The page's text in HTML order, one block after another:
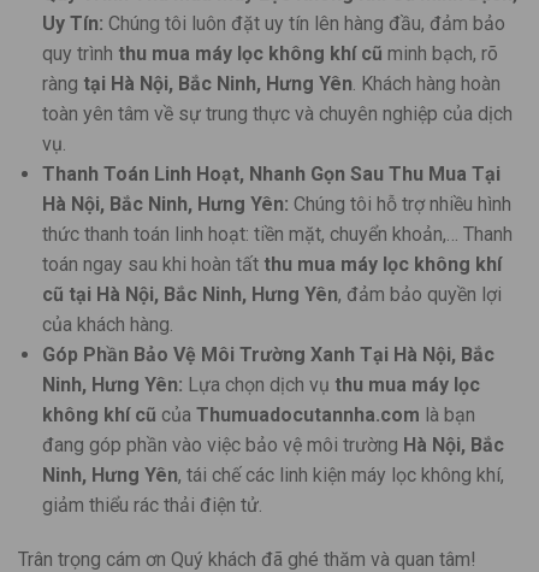
Uy Tín: Chúng tôi luôn đặt uy tín lên hàng đầu, đảm bảo
quy trình thu mua máy lọc không khí cũ minh bạch, rõ
ràng tại Hà Nội, Bắc Ninh, Hưng Yên. Khách hàng hoàn
toàn yên tâm về sự trung thực và chuyên nghiệp của dịch
vụ.
Thanh Toán Linh Hoạt, Nhanh Gọn Sau Thu Mua Tại
Hà Nội, Bắc Ninh, Hưng Yên: Chúng tôi hỗ trợ nhiều hình
thức thanh toán linh hoạt: tiền mặt, chuyển khoản,… Thanh
toán ngay sau khi hoàn tất thu mua máy lọc không khí
cũ tại Hà Nội, Bắc Ninh, Hưng Yên, đảm bảo quyền lợi
của khách hàng.
Góp Phần Bảo Vệ Môi Trường Xanh Tại Hà Nội, Bắc
Ninh, Hưng Yên: Lựa chọn dịch vụ thu mua máy lọc
không khí cũ của Thumuadocutannha.com là bạn
đang góp phần vào việc bảo vệ môi trường Hà Nội, Bắc
Ninh, Hưng Yên, tái chế các linh kiện máy lọc không khí,
giảm thiểu rác thải điện tử.
Trân trọng cám ơn Quý khách đã ghé thăm và quan tâm!